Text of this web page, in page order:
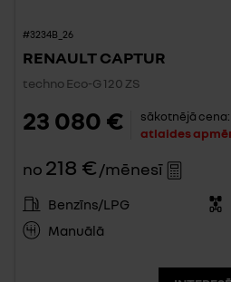
#3234B_26
RENAULT CAPTUR
techno Eco-G 120 ZS
23 080 € sākotnējā cena:
atlaides
no 218 € /mēnesī
Benzīns/LPG
Manuālā